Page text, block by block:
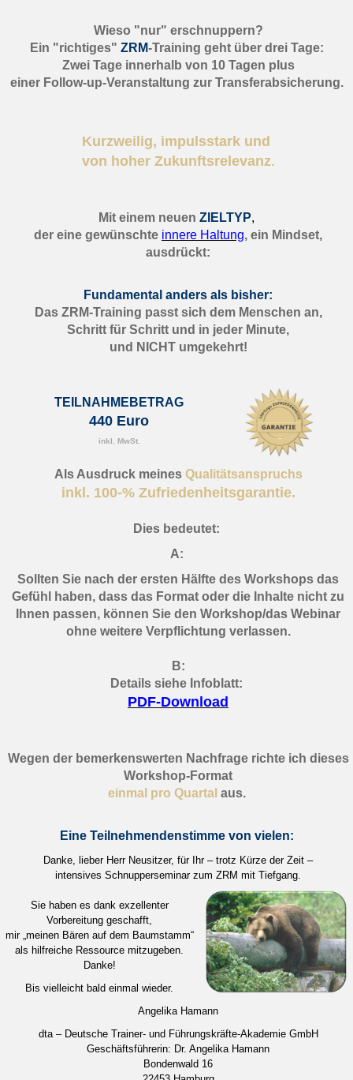
Wieso "nur" erschnuppern?
Ein "richtiges" ZRM-Training geht über drei Tage:
Zwei Tage innerhalb von 10 Tagen plus
einer Follow-up-Veranstaltung zur Transferabsicherung.
Kurzweilig, impulsstark und
von hoher Zukunftsrelevanz.
Mit einem neuen ZIELTYP,
der eine gewünschte innere Haltung, ein Mindset,
ausdrückt:
Fundamental anders als bisher:
Das ZRM-Training passt sich dem Menschen an,
Schritt für Schritt und in jeder Minute,
und NICHT umgekehrt!
TEILNAHMEBETRAG
440 Euro
inkl. MwSt.
Als Ausdruck meines Qualitätsanspruchs
inkl. 100-% Zufriedenheitsgarantie.
Dies bedeutet:
A:
Sollten Sie nach der ersten Hälfte des Workshops das
Gefühl haben, dass das Format oder die Inhalte nicht zu
Ihnen passen, können Sie den Workshop/das Webinar
ohne weitere Verpflichtung verlassen.
B:
Details siehe Infoblatt:
PDF-Download
Wegen der bemerkenswerten Nachfrage richte ich dieses
Workshop-Format
einmal pro Quartal aus.
Eine Teilnehmendenstimme von vielen:
Danke, lieber Herr Neusitzer, für Ihr – trotz Kürze der Zeit –
intensives Schnupperseminar zum ZRM mit Tiefgang.
Sie haben es dank exzellenter
Vorbereitung geschafft,
mir „meinen Bären auf dem Baumstamm“
als hilfreiche Ressource mitzugeben.
Danke!
Bis vielleicht bald einmal wieder.
Angelika Hamann
dta – Deutsche Trainer- und Führungskräfte-Akademie GmbH
Geschäftsführerin: Dr. Angelika Hamann
Bondenwald 16